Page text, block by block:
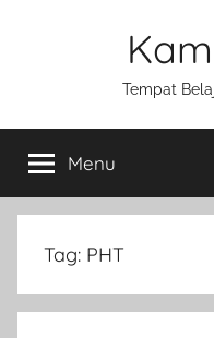
Tempat
Menu
Tag: PHT